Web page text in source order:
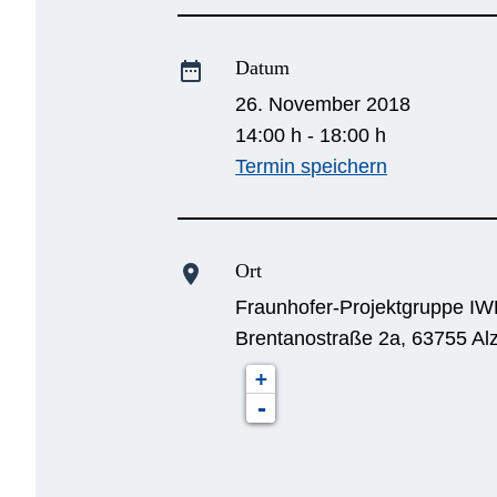
date_range
Datum
26. November 2018
14:00 h - 18:00 h
Termin speichern
location_on
Ort
Fraunhofer-Projektgruppe
Brentanostraße 2a, 63755
+
-